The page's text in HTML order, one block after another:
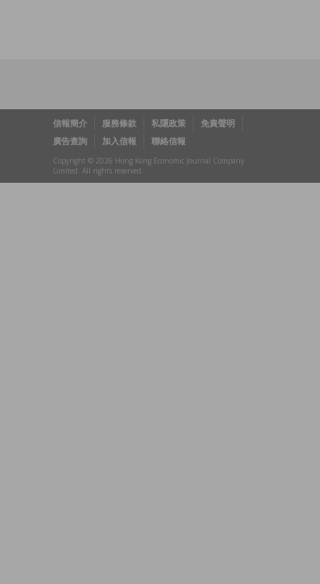
信報簡介 服務條款 私隱政策
免責聲明
廣告查詢
加入信報 聯絡信報
Copyright © 2026 Hong Kong Economic Journal Company
Limited. All rights reserved.